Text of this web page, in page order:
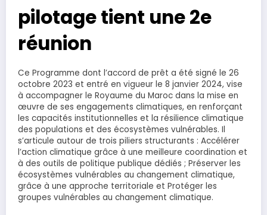
pilotage tient une 2e
réunion
​Ce Programme dont l’accord de prêt a été signé le 26
octobre 2023 et entré en vigueur le 8 janvier 2024, vise
à accompagner le Royaume du Maroc dans la mise en
œuvre de ses engagements climatiques, en renforçant
les capacités institutionnelles et la résilience climatique
des populations et des écosystèmes vulnérables. Il
s’articule autour de trois piliers structurants : Accélérer
l’action climatique grâce à une meilleure coordination et
à des outils de politique publique dédiés ; Préserver les
écosystèmes vulnérables au changement climatique,
grâce à une approche territoriale et Protéger les
groupes vulnérables au changement climatique.